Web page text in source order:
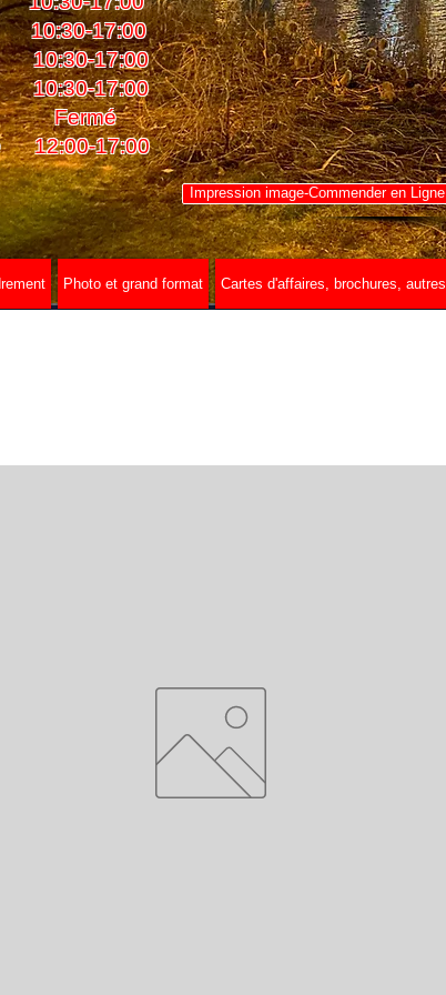
10:30-17:00
17:00
10:30-17:00
Fermé
12:00-17:00
Photo et grand format Cartes d'affaires, brochures, autres
Impression image-Commender en Ligne